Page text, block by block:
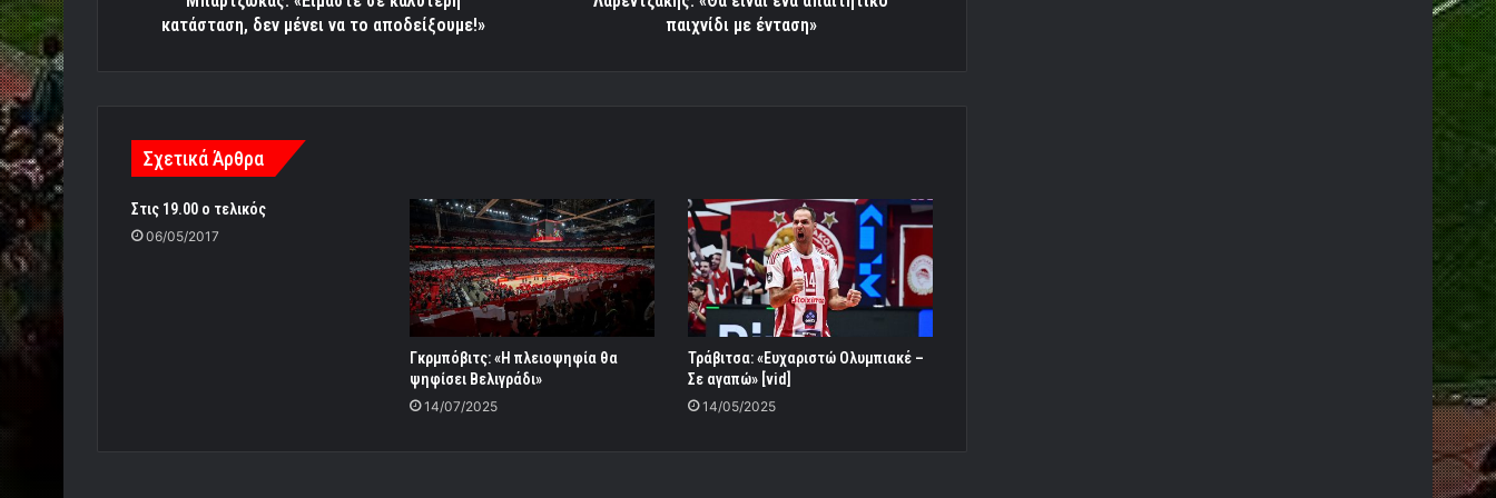
κατάσταση, δεν μένει να το αποδείξουμε!»
παιχνίδι με ένταση»
Σχετικά Άρθρα
Στις 19.00 ο τελικός
06/05/2017
Γκρμπόβιτς: «Η πλειοψηφία θα
ψηφίσει Βελιγράδι»
14/07/2025
Τράβιτσα: «Ευχαριστώ Ολυμπιακέ –
Σε αγαπώ» [vid]
14/05/2025